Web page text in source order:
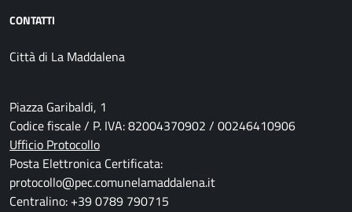
CONTATTI
Città di La Maddalena
Piazza Garibaldi, 1
Codice fiscale / P. IVA: 82004370902 / 00246410906
Ufficio Protocollo
Posta Elettronica Certificata:
protocollo@pec.comunelamaddalena.it
Centralino: +39 0789 790715